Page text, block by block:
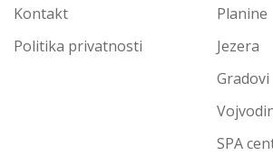
Kontakt
Politika privatnosti
Planine
Jezera
Gradovi
SPA